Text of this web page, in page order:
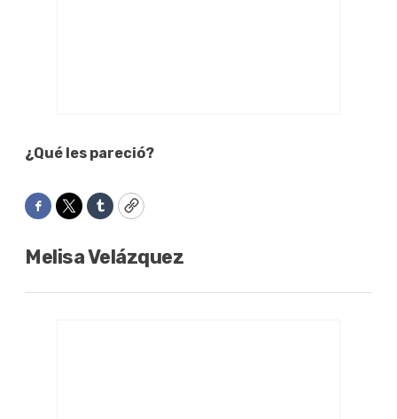
¿Qué les pareció?
Facebook
TwitterTumblrCopy
Melisa Velázquez